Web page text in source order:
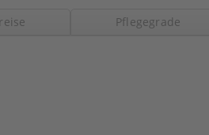
Pflegegrade